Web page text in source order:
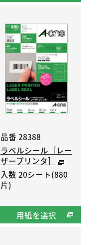
品番 28388
ラベルシール［レー
ザープリンタ］
入数 20シート(880
片)
用紙を選択